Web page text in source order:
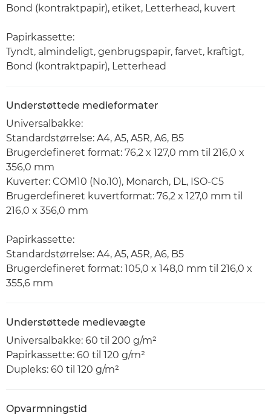
Bond (kontraktpapir), etiket, Letterhead, kuvert
Papirkassette:
Tyndt, almindeligt, genbrugspapir, farvet, kraftigt,
Bond (kontraktpapir), Letterhead
Understøttede medieformater
Universalbakke:
Standardstørrelse: A4, A5, A5R, A6, B5
Brugerdefineret format: 76,2 x 127,0 mm til 216,0 x
356,0 mm
Kuverter: COM10 (No.10), Monarch, DL, ISO-C5
Brugerdefineret kuvertformat: 76,2 x 127,0 mm til
216,0 x 356,0 mm
Papirkassette:
Standardstørrelse: A4, A5, A5R, A6, B5
Brugerdefineret format: 105,0 x 148,0 mm til 216,0 x
355,6 mm
Understøttede medievægte
Universalbakke: 60 til 200 g/m²
Papirkassette: 60 til 120 g/m²
Dupleks: 60 til 120 g/m²
Opvarmningstid